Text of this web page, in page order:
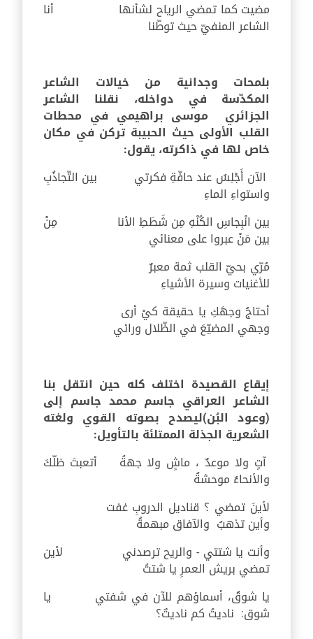
مضيت كما تمضي الرياح لشأنها أنا
الشاعر المنفيّ حيث توطّنا
بلمحات وجدانية من خيالات الشاعر
المكدّسة في دواخله، نقلنا الشاعر
الجزائري موسى براهيمي في محطات
القلب الأولى حيث الحبيبة تركن في مكان
خاص لها في ذاكرته، يقول:
الآن أَجْلِسُ عند حافّةِ فكرتي بين التّجاذُبِ
واستواءِ الماءِ
بين انْبِجاسِ الكُنْهِ مِن شَطَطِ الأنا مِنْ
بين مَنْ عبروا على معنائي
مُرّي بحيّ القلب ثمة معبرٌ
للأغنيات وسيرة الأشياءِ
أحتاجُ وجهَكِ يا حقيقة كيْ أرى
وجهي المضيّعَ في الظّلال ورائي
إيقاع القصيدة اختلف كله حين انتقل بنا
الشاعر العراقي جاسم محمد جاسم إلى
(وعود البُن)ليصدح بصوته القوي ولغته
الشعرية الجذلة الممتلئة بالتأويل:
آتٍ ولا موعدٌ ، ماشٍ ولا جهةُ أتعبتَ ظلّكَ
والأنحاءُ موحشةُ
لأينَ تمضي ؟ قناديل الدروبِ غفت
وأين تذهبُ والآفاق مبهمةُ
وأنت يا شتتي - والريح ترصدني لأين
تمضي بريش العمرِ يا شتتُ
يا شوقُ، أسماؤهم للآن في شفتي يا
شوق: ناديتُ كم ناديتٌ؟